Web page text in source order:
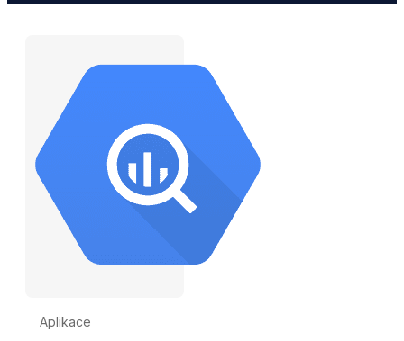
Aplikace